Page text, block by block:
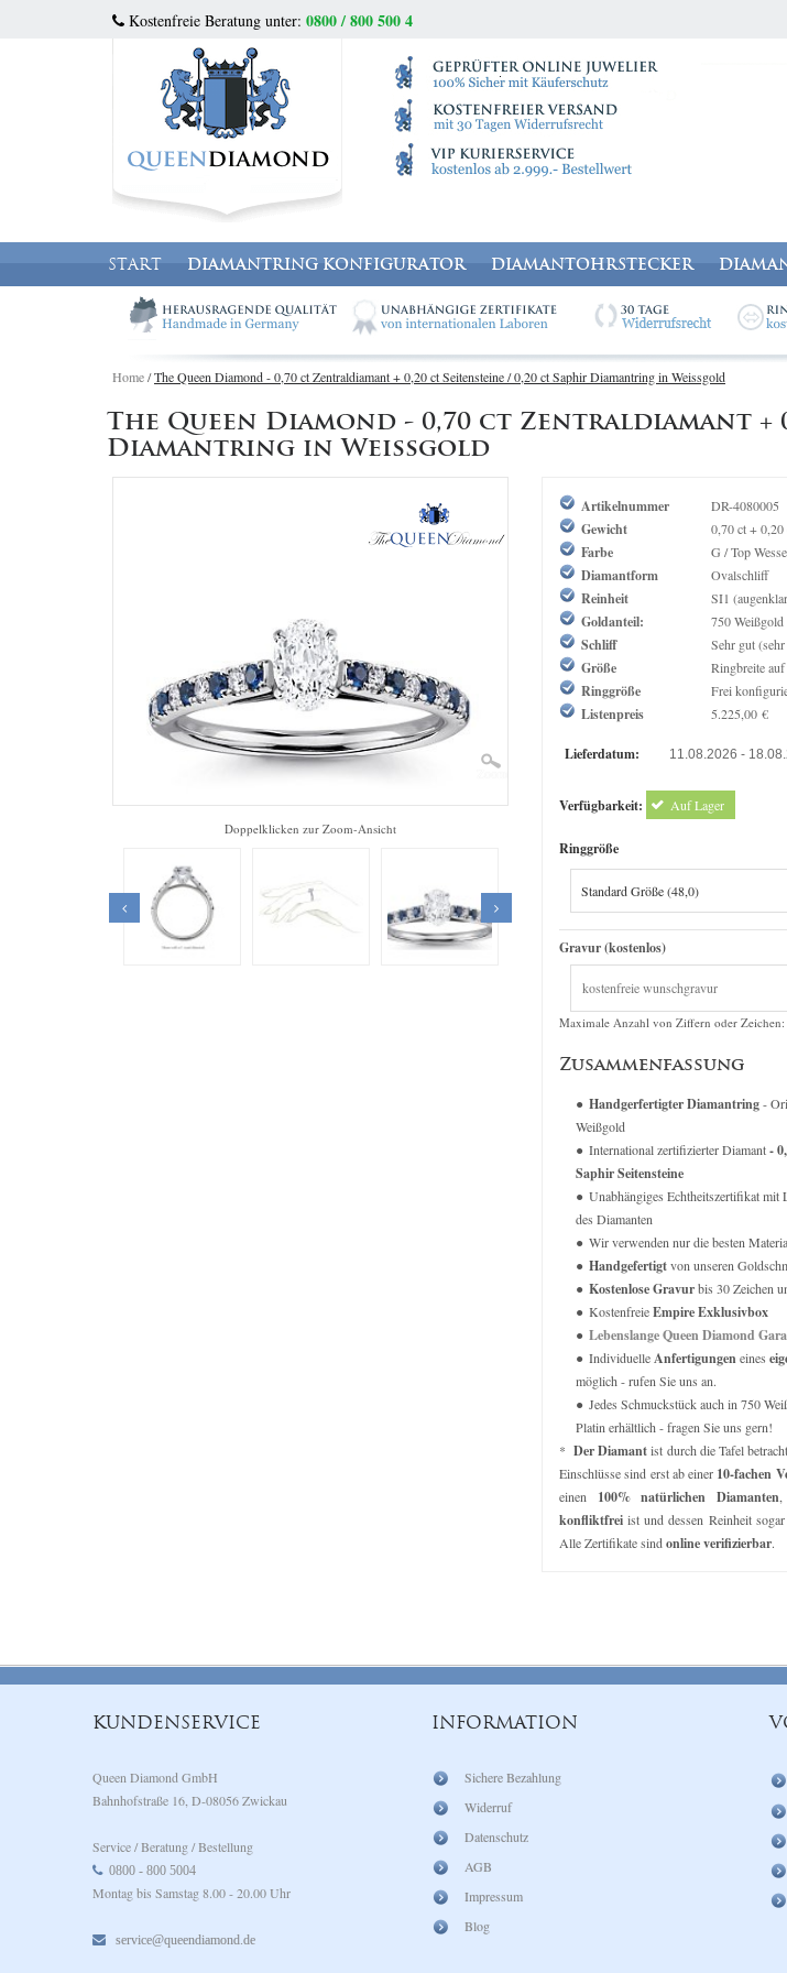
Kostenfreie Beratung unter: 0800 / 800 500 4
START DIAMANTRING KONFIGURATOR DIAMANTOHRSTECKER
Home/The Queen Diamond - 0,70 ct Zentraldiamant + 0,20 ct Seitensteine / 0,20 ct Saphir Diamantring in Weissgold
The Queen Diamond - 0,70 ct Zentraldiamant +
Diamantring in Weissgold
Zoom
Doppelklicken zur Zoom-Ansicht
Artikelnummer DR-4080005
Gewicht 0,70 ct + 0,20
Farbe G / Top
Diamantform Ovalschliff
Reinheit SI1
Goldanteil: 750 Weißgold
Schliff Sehr gut
Größe Ringbreite
Ringgröße Frei
Listenpreis 5.225,00 €
Lieferdatum: 11.08.2026 -
Verfügbarkeit: Auf Lager
Ringgröße
Gravur (kostenlos)
Maximale Anzahl von Ziffern oder Zeichen:
Zusammenfassung
Handgerfertigter Diamantring-
Weißgold
International zertifizierter Diamant-
Saphir Seitensteine
Unabhängiges Echtheitszertifikat mit
des Diamanten
Wir verwenden nur die besten
Handgefertigtvon unseren
Kostenlose Gravurbis 30 Zeichen
KostenfreieEmpire Exklusivbox
Lebenslange Queen Diamond
IndividuelleAnfertigungeneines
möglich - rufen Sie uns an.
Jedes Schmuckstück auch in 750
Platin erhältlich - fragen Sie uns gern!
*Der Diamantist durch die Tafel
Einschlüsse sind erst ab einer 10-fachen
einen 100% natürlichen Diamanten
konfliktfrei ist und dessen Reinheit
Alle Zertifikate sindonline verifizierbar.
The Queen Diamond 0,50ct Diamantring
verkauft für3.059,00€
KUNDENSERVICE
Queen Diamond GmbH
Bahnhofstraße 16, D-08056 Zwickau
Service / Beratung / Bestellung
0800 - 800 5004
Montag bis Samstag 8.00 - 20.00 Uhr
service@queendiamond.de
INFORMATION
Sichere Bezahlung
Widerruf
Datenschutz
AGB
Impressum
Blog